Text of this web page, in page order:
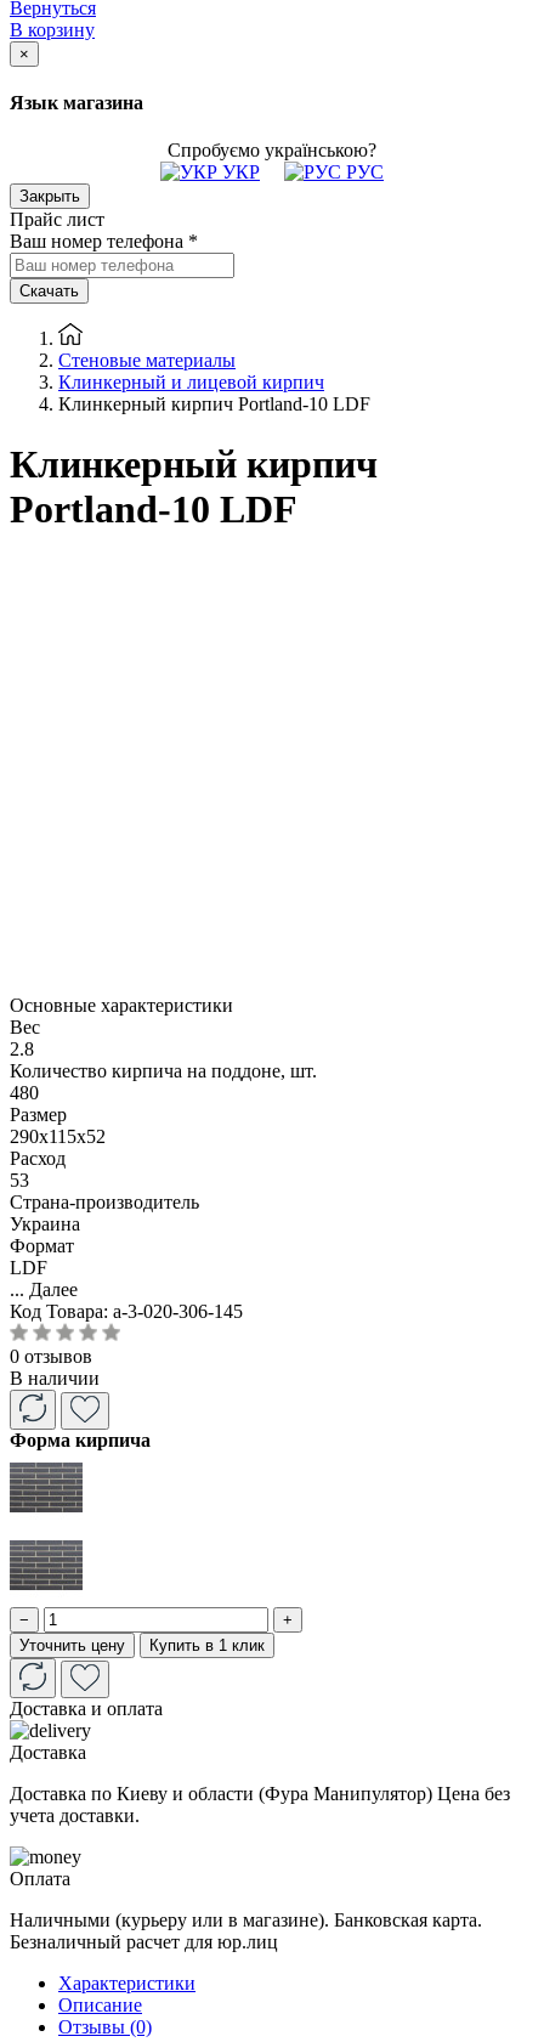
Вернуться
В корзину
×
Язык магазина
Спробуємо українською?
УКР
РУС
Закрыть
Прайс лист
Ваш номер телефона *
Скачать
Стеновые материалы
Клинкерный и лицевой кирпич
Клинкерный кирпич Portland-10 LDF
Клинкерный кирпич
Portland-10 LDF
Основные характеристики
Вес
2.8
Количество кирпича на поддоне, шт.
480
Размер
290x115x52
Расход
53
Страна-производитель
Украина
Формат
LDF
... Далее
Код Товара: a-3-020-306-145
0 отзывов
В наличии
Форма кирпича
−
+
Уточнить цену
Купить в 1 клик
Доставка и оплата
Доставка
Доставка по Киеву и области (Фура Манипулятор) Цена без
учета доставки.
Оплата
Наличными (курьеру или в магазине). Банковская карта.
Безналичный расчет для юр.лиц
Характеристики
Описание
Отзывы (0)